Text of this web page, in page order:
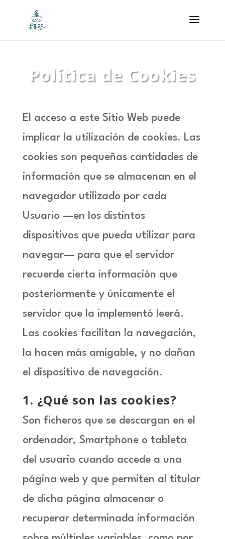
Política de Cookies
El acceso a este Sitio Web puede
implicar la utilización de cookies. Las
cookies son pequeñas cantidades de
información que se almacenan en el
navegador utilizado por cada
Usuario —en los distintos
dispositivos que pueda utilizar para
navegar— para que el servidor
recuerde cierta información que
posteriormente y únicamente el
servidor que la implementó leerá.
Las cookies facilitan la navegación,
la hacen más amigable, y no dañan
el dispositivo de navegación.
1. ¿Qué son las cookies?
Son ficheros que se descargan en el
ordenador, Smartphone o tableta
del usuario cuando accede a una
página web y que permiten al titular
de dicha página almacenar o
recuperar determinada información